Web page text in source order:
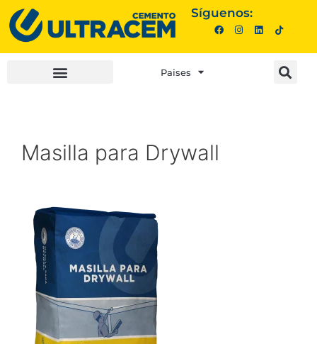
Síguenos:
Paises
Masilla para Drywall